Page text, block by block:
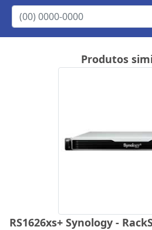
Produtos
RS1626xs+ Synology -